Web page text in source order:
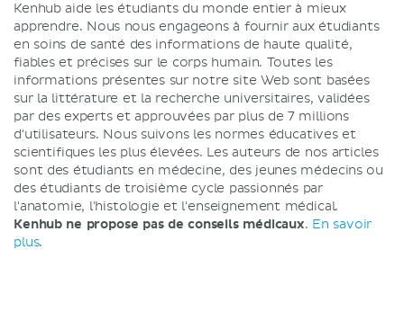
Kenhub aide les étudiants du monde entier à mieux
apprendre. Nous nous engageons à fournir aux étudiants
en soins de santé des informations de haute qualité,
fiables et précises sur le corps humain. Toutes les
informations présentes sur notre site Web sont basées
sur la littérature et la recherche universitaires, validées
par des experts et approuvées par plus de 7 millions
d'utilisateurs. Nous suivons les normes éducatives et
scientifiques les plus élevées. Les auteurs de nos articles
sont des étudiants en médecine, des jeunes médecins ou
des étudiants de troisième cycle passionnés par
l'anatomie, l'histologie et l'enseignement médical.
Kenhub ne propose pas de conseils médicaux. En savoir
plus.